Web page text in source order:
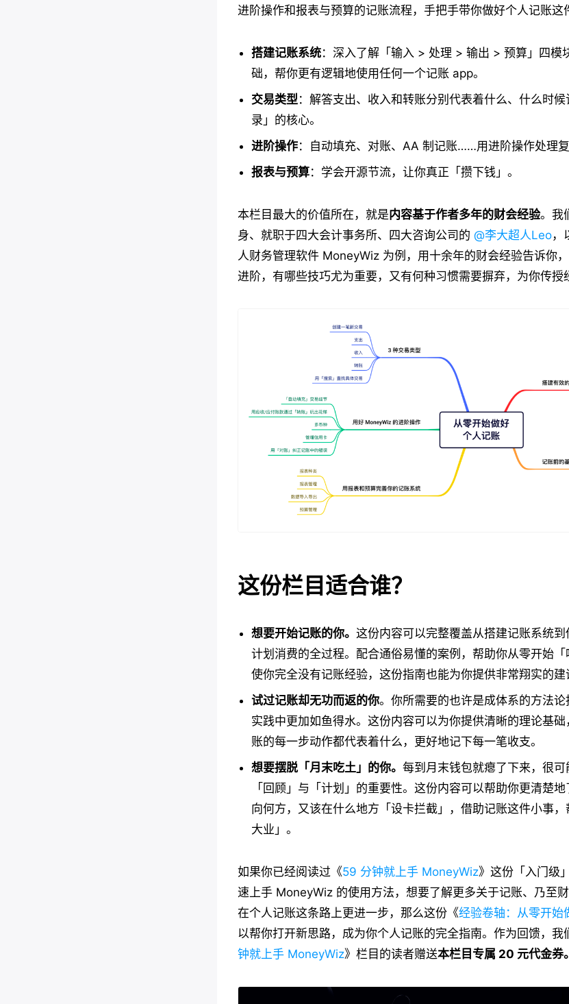
进阶操作和报表与预算的记账流程，手把手带你做好个人记账这
搭建记账系统：深入了解「输入 > 处理 > 输出 > 预算」四模
础，帮你更有逻辑地使用任何一个记账 app。
交易类型：解答支出、收入和转账分别代表着什么、什么时
录」的核心。
进阶操作：自动填充、对账、AA 制记账……用进阶操作处理复
报表与预算：学会开源节流，让你真正「攒下钱」。
本栏目最大的价值所在，就是内容基于作者多年的财会经验。我
身、就职于四大会计事务所、四大咨询公司的 @李大超人Leo，
人财务管理软件 MoneyWiz 为例，用十余年的财会经验告诉你
进阶，有哪些技巧尤为重要，又有何种习惯需要摒弃，为你传授
这份栏目适合谁？
想要开始记账的你。 这份内容可以完整覆盖从搭建记账系统到
计划消费的全过程。配合通俗易懂的案例，帮助你从零开始
使你完全没有记账经验，这份指南也能为你提供非常翔实的建
试过记账却无功而返的你。你所需要的也许是成体系的方法
实践中更加如鱼得水。这份内容可以为你提供清晰的理论基
账的每一步动作都代表着什么，更好地记下每一笔收支。
想要摆脱「月末吃土」的你。 每到月末钱包就瘪了下来，很可
「回顾」与「计划」的重要性。这份内容可以帮助你更清楚
向何方，又该在什么地方「设卡拦截」，借助记账这件小事
大业」。
如果你已经阅读过《59 分钟就上手 MoneyWiz》这份「入门级
速上手 MoneyWiz 的使用方法，想要了解更多关于记账、乃至财
在个人记账这条路上更进一步，那么这份《经验卷轴：从零开始
以帮你打开新思路，成为你个人记账的完全指南。作为回馈，我
钟就上手 MoneyWiz》栏目的读者赠送本栏目专属 20 元代金券。